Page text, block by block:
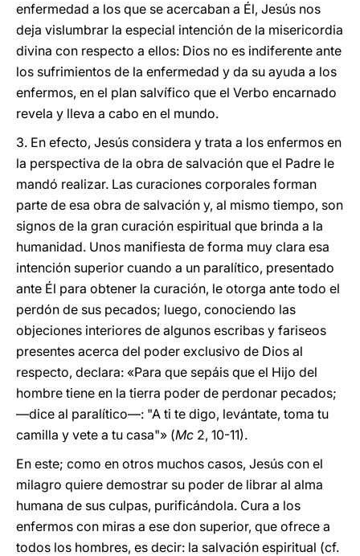
enfermedad a los que se acercaban a Él, Jesús nos
deja vislumbrar la especial intención de la misericordia
divina con respecto a ellos: Dios no es indiferente ante
los sufrimientos de la enfermedad y da su ayuda a los
enfermos, en el plan salvífico que el Verbo encarnado
revela y lleva a cabo en el mundo.
3. En efecto, Jesús considera y trata a los enfermos en
la perspectiva de la obra de salvación que el Padre le
mandó realizar. Las curaciones corporales forman
parte de esa obra de salvación y, al mismo tiempo, son
signos de la gran curación espiritual que brinda a la
humanidad. Unos manifiesta de forma muy clara esa
intención superior cuando a un paralítico, presentado
ante Él para obtener la curación, le otorga ante todo el
perdón de sus pecados; luego, conociendo las
objeciones interiores de algunos escribas y fariseos
presentes acerca del poder exclusivo de Dios al
respecto, declara: «Para que sepáis que el Hijo del
hombre tiene en la tierra poder de perdonar pecados;
―dice al paralítico―: "A ti te digo, levántate, toma tu
camilla y vete a tu casa"» (Mc 2, 10-11).
En este; como en otros muchos casos, Jesús con el
milagro quiere demostrar su poder de librar al alma
humana de sus culpas, purificándola. Cura a los
enfermos con miras a ese don superior, que ofrece a
todos los hombres, es decir: la salvación espiritual (cf.